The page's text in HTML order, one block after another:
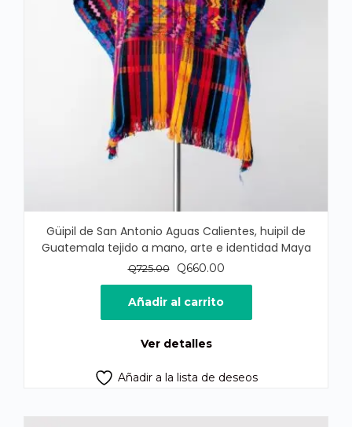
Güipil de San Antonio Aguas Calientes, huipil de
Guatemala tejido a mano, arte e identidad Maya
Q725.00
El
precio
original
era:
Q660.00El
precio
actual
es:
Añadir al carrito
Ver detalles
Añadir a la lista de deseos